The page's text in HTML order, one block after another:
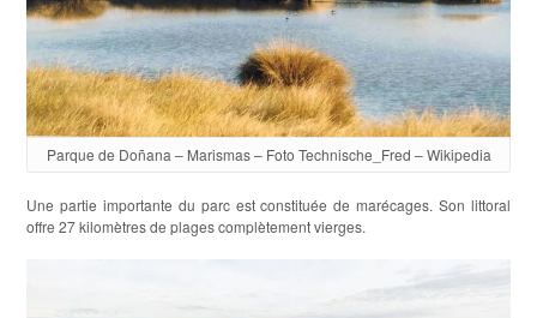
Parque de Doñana – Marismas – Foto Technische_Fred – Wikipedia
Une partie importante du parc est constituée de marécages. Son littoral
offre 27 kilomètres de plages complètement vierges.